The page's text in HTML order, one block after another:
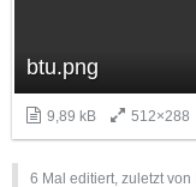
btu.png
9,89 kB 512×288
6 Mal editiert, zuletzt von